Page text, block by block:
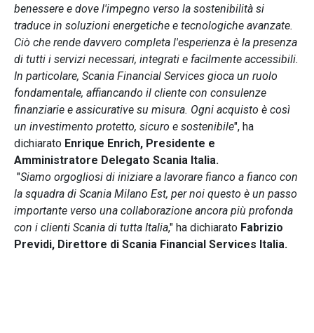
benessere e dove l'impegno verso la sostenibilità si
traduce in soluzioni energetiche e tecnologiche avanzate.
Ciò che rende davvero completa l'esperienza è la presenza
di tutti i servizi necessari, integrati e facilmente accessibili.
In particolare, Scania Financial Services gioca un ruolo
fondamentale, affiancando il cliente con consulenze
finanziarie e assicurative su misura. Ogni acquisto è così
un investimento protetto, sicuro e sostenibile", ha
dichiarato Enrique Enrich, Presidente e
Amministratore Delegato Scania Italia.
"Siamo orgogliosi di iniziare a lavorare fianco a fianco con
la squadra di Scania Milano Est, per noi questo è un passo
importante verso una collaborazione ancora più profonda
con i clienti Scania di tutta Italia," ha dichiarato Fabrizio
Previdi, Direttore di Scania Financial Services Italia.